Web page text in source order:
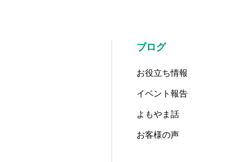
ブログ
お役立ち情報
イベント報告
よもやま話
お客様の声